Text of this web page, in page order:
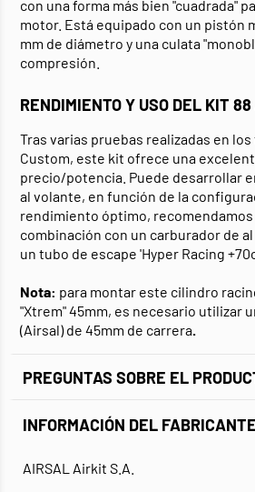
con una forma más bien "cuadrada"
motor. Está equipado con un pistón
mm de diámetro y una culata
compresión.
RENDIMIENTO Y USO DEL KIT
Tras varias pruebas realizadas en los
Custom, este kit ofrece una
precio/potencia. Puede desarrollar
al volante, en función de la
rendimiento óptimo,
combinación con un carburador de
un tubo de escape 'Hyper Racing
Nota: para montar este cilindro
"Xtrem" 45mm, es necesario utilizar
(Airsal) de 45mm de carrera.
PREGUNTAS SOBRE EL
INFORMACIÓN DEL FABRICANTE
AIRSAL Airkit S.A.